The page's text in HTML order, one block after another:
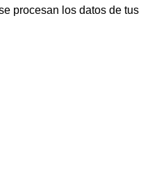
procesan los datos de tus